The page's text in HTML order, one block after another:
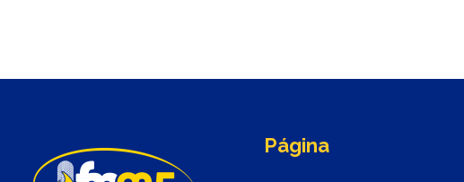
Página